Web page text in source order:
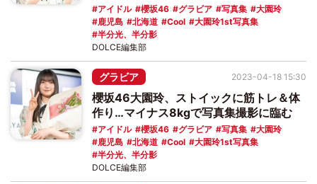
アイドル 櫻坂46 グラビア 写真集
大園玲
鹿児島
北海道 Cool
大園玲1st写真集
半分光、半分影
DOLCE編集部
グラビア
櫻坂46大園玲、ストイックに筋トレ＆体
作り…マイナス8kgで写真集撮影に臨む
アイドル 櫻坂46 グラビア 写真集
大園玲
鹿児島
北海道 Cool
大園玲1st写真集
半分光、半分影
2023-04-18 15:30
DOLCE編集部